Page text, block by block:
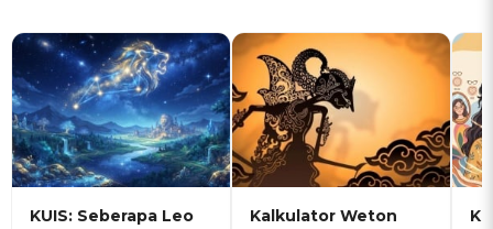
KUIS: Seberapa Leo
Kalkulator Weton